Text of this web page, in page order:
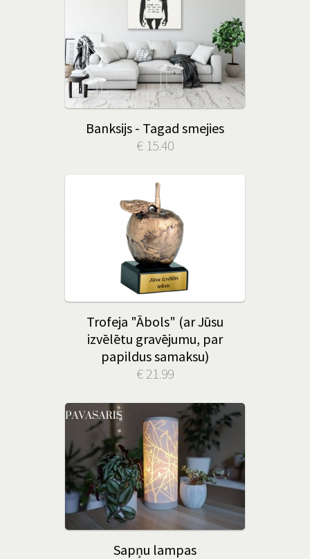
Banksijs - Tagad smejies
€ 15.40
Trofeja "Ābols" (ar Jūsu
izvēlētu gravējumu, par
papildus samaksu)
€ 21.99
Sapņu lampas